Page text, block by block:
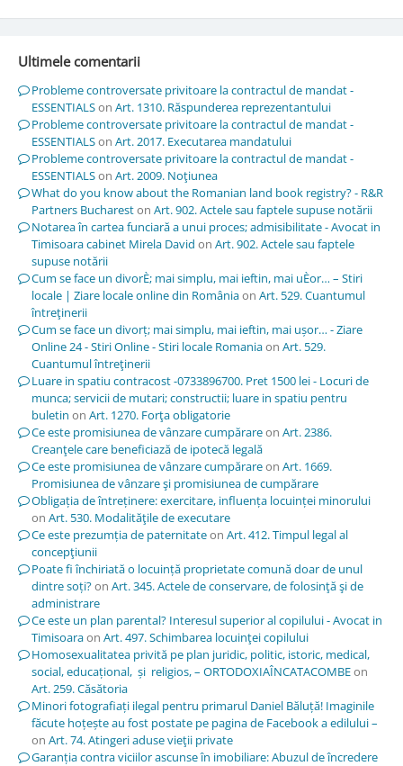
Ultimele comentarii
Probleme controversate privitoare la contractul de mandat -
ESSENTIALSon Art. 1310. Răspunderea reprezentantului
Probleme controversate privitoare la contractul de mandat -
ESSENTIALSon Art. 2017. Executarea mandatului
Probleme controversate privitoare la contractul de mandat -
ESSENTIALSon Art. 2009. Noţiunea
What do you know about the Romanian land book registry? - R&R
Partners Buchareston Art. 902. Actele sau faptele supuse notării
Notarea în cartea funciară a unui proces; admisibilitate - Avocat in
Timisoara cabinet Mirela David on Art. 902. Actele sau faptele
supuse notării
Cum se face un divorÈ; mai simplu, mai ieftin, mai uÈor… – Stiri
locale | Ziare locale online din Româniaon Art. 529. Cuantumul
întreţinerii
Cum se face un divorț; mai simplu, mai ieftin, mai ușor… - Ziare
Online 24 - Stiri Online - Stiri locale Romaniaon Art. 529.
Cuantumul întreţinerii
Luare in spatiu contracost -0733896700. Pret 1500 lei - Locuri de
munca; servicii de mutari; constructii; luare in spatiu pentru
buletin on Art. 1270. Forţa obligatorie
Ce este promisiunea de vânzare cumpărareon Art. 2386.
Creanţele care beneficiază de ipotecă legală
Ce este promisiunea de vânzare cumpărareon Art. 1669.
Promisiunea de vânzare şi promisiunea de cumpărare
Obligația de întreținere: exercitare, influența locuinței minorului
on Art. 530. Modalităţile de executare
Ce este prezumția de paternitateon Art. 412. Timpul legal al
concepţiunii
Poate fi închiriată o locuință proprietate comună doar de unul
dintre soți?on Art. 345. Actele de conservare, de folosinţă şi de
administrare
Ce este un plan parental? Interesul superior al copilului - Avocat in
Timisoaraon Art. 497. Schimbarea locuinţei copilului
Homosexualitatea privită pe plan juridic, politic, istoric, medical,
social, educațional, și religios, – ORTODOXIAÎNCATACOMBEon
Art. 259. Căsătoria
Minori fotografiați ilegal pentru primarul Daniel Băluță! Imaginile
făcute hoțește au fost postate pe pagina de Facebook a edilului –
on Art. 74. Atingeri aduse vieţii private
Garanția contra viciilor ascunse în imobiliare: Abuzul de încredere